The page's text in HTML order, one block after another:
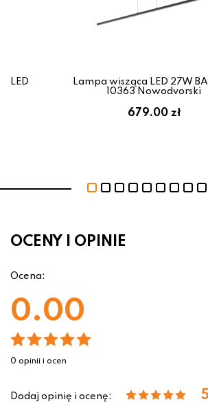
LED
Lampa wisząca LED 27W
10363 Nowodvorski
679.00 zł
OCENY I OPINIE
Ocena:
0.00
0 opinii i ocen
Dodaj opinię i ocenę: 5